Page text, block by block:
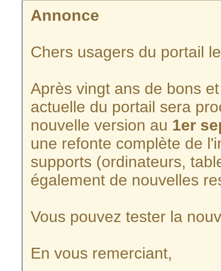
Annonce
Chers usagers du portail
Après vingt ans de bons
actuelle du portail sera
nouvelle version au 1er
une refonte complète de
supports (ordinateurs,
également de nouvelles
Vous pouvez tester la
En vous remerciant,